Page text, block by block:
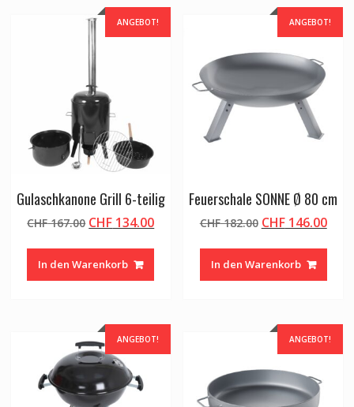
ANGEBOT!
Gulaschkanone Grill 6-teilig
CHF167.00 Ursprünglicher
war:
CHF 167.00
CHF 134.00Aktueller
CHF 134.00.
In den Warenkorb
ANGEBOT!
Feuerschale SONNE Ø 80 cm
CHF182.00 Ursprünglicher
war:
CHF 182.00
CHF146.00
In den Warenkorb
ANGEBOT! ANGEBOT!